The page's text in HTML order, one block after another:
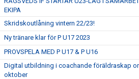
EKIPA
Skridskoutlåning vintern 22/23!
Ny tränare klar för P U17 2023
PROVSPELA MED P U17 & P U16
Digital utbildning i coachande föräldraskap
oktober